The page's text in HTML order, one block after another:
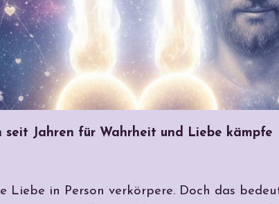
seit Jahren für Wahrheit und Liebe kämpfe
Liebe in Person verkörpere. Doch das